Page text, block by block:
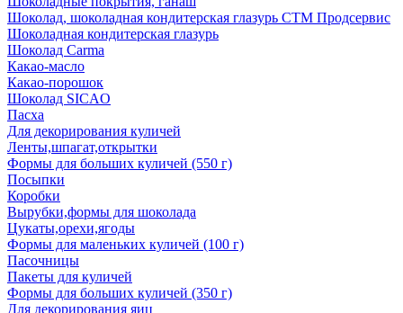
Шоколад, шоколадная кондитерская глазурь СТМ Продсервис
Шоколадная кондитерская глазурь
Шоколад Carma
Какао-масло
Какао-порошок
Шоколад SICAO
Пасха
Для декорирования куличей
Ленты,шпагат,открытки
Формы для больших куличей (550 г)
Посыпки
Коробки
Вырубки,формы для шоколада
Цукаты,орехи,ягоды
Формы для маленьких куличей (100 г)
Пасочницы
Пакеты для куличей
Формы для больших куличей (350 г)
Для декорирования яиц